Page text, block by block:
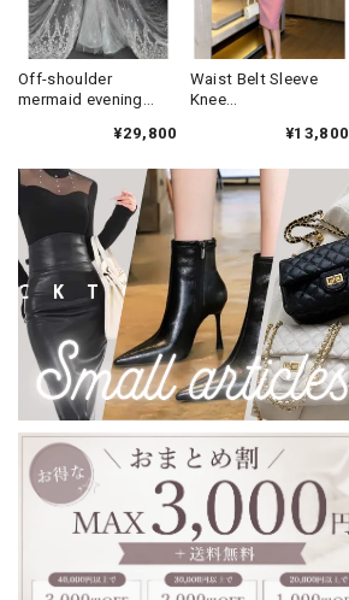
Off-shoulder
mermaid evening
¥29,800
Waist Belt Sleeve
Knee
¥13,800